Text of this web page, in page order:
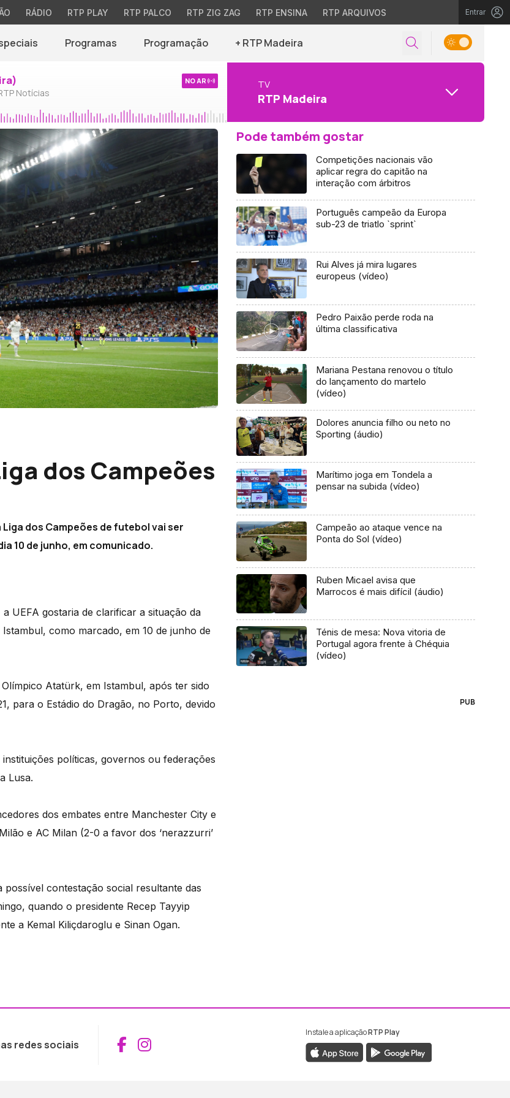
RÁDIO RTP PLAY RTP PALCO RTP ZIG ZAG RTP ENSINA RTP ARQUIVOS Entrar
Programas Programação + RTP Madeira
Notícias
NO AR TV
RTP Madeira
dos Campeões
dos Campeões de futebol vai ser
10 de junho, em comunicado.
UEFA gostaria de clarificar a situação da
como marcado, em 10 de junho de
Olímpico Atatürk, em Istambul, após ter sido
para o Estádio do Dragão, no Porto, devido
políticas, governos ou federações
Lusa.
dos embates entre Manchester City e
e AC Milan (2-0 a favor dos ‘nerazzurri’
contestação social resultante das
quando o presidente Recep Tayyip
a Kemal Kiliçdaroglu e Sinan Ogan.
Pode também gostar
Competições nacionais vão
aplicar regra do capitão na
interação com árbitros
Português campeão da Europa
sub-23 de triatlo `sprint`
Rui Alves já mira lugares
europeus (vídeo)
Pedro Paixão perde roda na
última classificativa
Mariana Pestana renovou o título
do lançamento do martelo
(vídeo)
Dolores anuncia filho ou neto no
Sporting (áudio)
Marítimo joga em Tondela a
pensar na subida (vídeo)
Campeão ao ataque vence na
Ponta do Sol (vídeo)
Ruben Micael avisa que
Marrocos é mais difícil (áudio)
Ténis de mesa: Nova vitoria de
Portugal agora frente à Chéquia
(vídeo)
PUB
redes sociais Aceder ao Facebook da RTP Madeira
Aceder ao Instagram da RTP Madeira
Instale a aplicaçãoRTP Play